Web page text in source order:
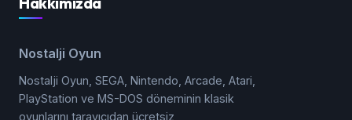
Nostalji Oyun
Nostalji Oyun, SEGA, Nintendo, Arcade, Atari,
PlayStation ve MS-DOS döneminin klasik
oyunlarını tarayıcıdan ücretsiz